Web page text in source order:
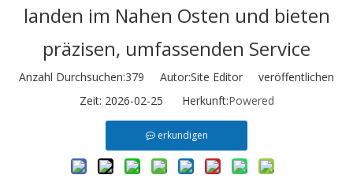
Türk dili
landen im Nahen Osten und bieten
präzisen, umfassenden Service
Anzahl Durchsuchen:379 Autor:Site Editor veröffentlichen
Zeit: 2026-02-25 Herkunft:Powered
erkundigen